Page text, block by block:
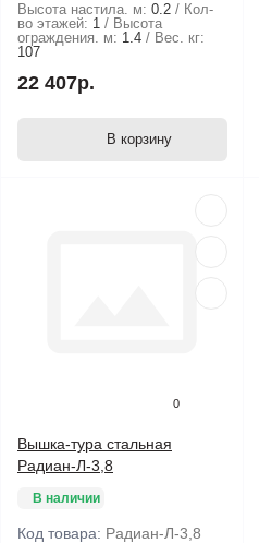
Высота настила. м: 0.2
Кол-
во этажей: 1
Высота
ограждения. м: 1.4
Вес. кг:
107
22 407р.
В корзину
0
Вышка-тура стальная
Радиан-Л-3,8
В наличии
Код товара: Радиан-Л-3,8